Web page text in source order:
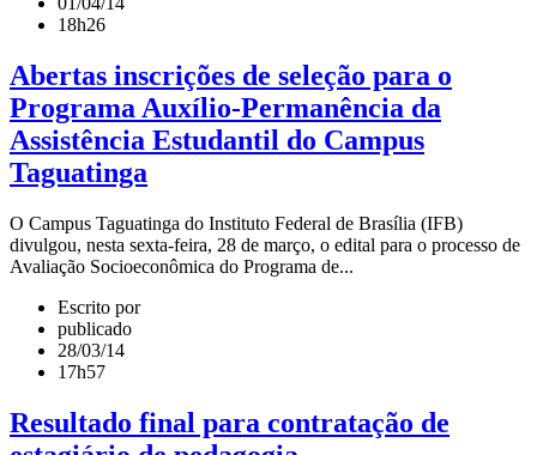
18h26
Abertas inscrições de seleção para o
Programa Auxílio-Permanência da
Assistência Estudantil do Campus
Taguatinga
O Campus Taguatinga do Instituto Federal de Brasília (IFB)
divulgou, nesta sexta-feira, 28 de março, o edital para o processo de
Avaliação Socioeconômica do Programa de...
Escrito por
publicado
28/03/14
17h57
Resultado final para contratação de